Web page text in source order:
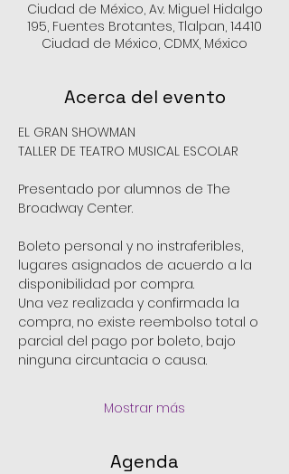
Ciudad de México, Av. Miguel Hidalgo
195, Fuentes Brotantes, Tlalpan, 14410
Ciudad de México, CDMX, México
Acerca del evento
EL GRAN SHOWMAN
TALLER DE TEATRO MUSICAL ESCOLAR
Presentado por alumnos de The
Broadway Center.
Boleto personal y no instraferibles,
lugares asignados de acuerdo a la
disponibilidad por compra.
Una vez realizada y confirmada la
compra, no existe reembolso total o
parcial del pago por boleto, bajo
ninguna circuntacia o causa.
Mostrar más
Agenda